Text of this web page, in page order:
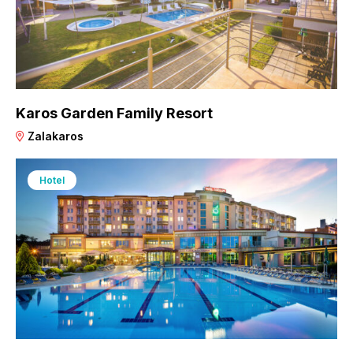
Karos Garden Family Resort
Zalakaros
Hotel